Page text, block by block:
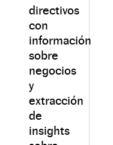
directivos
con
información
sobre
negocios
y
extracción
de
insights